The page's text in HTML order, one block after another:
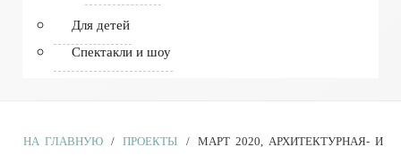
Для детей
Спектакли и шоу
НА ГЛАВНУЮ / ПРОЕКТЫ / МАРТ 2020, АРХИТЕКТУРНАЯ- И